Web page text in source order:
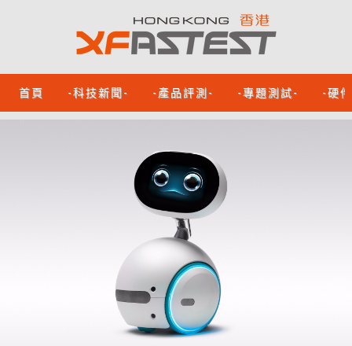
首頁 -科技新聞- -產品評測- -專題測試- -硬